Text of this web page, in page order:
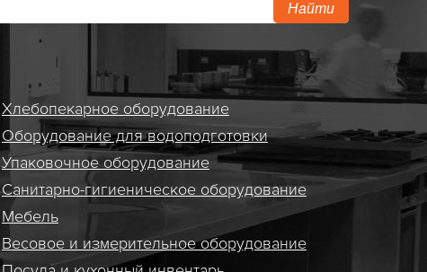
Найти
Хлебопекарное оборудование
Оборудование для водоподготовки
Упаковочное оборудование
Санитарно-гигиеническое оборудование
Мебель
Весовое и измерительное оборудование